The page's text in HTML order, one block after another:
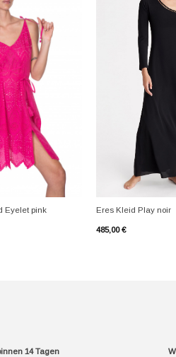
Eyelet pink Eres Kleid Play noir
485,00€
14 Tagen